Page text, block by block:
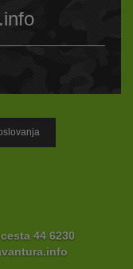
44 6230